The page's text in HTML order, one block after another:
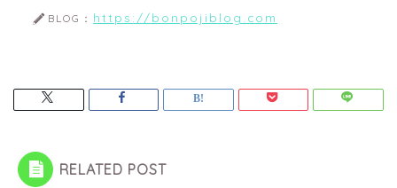
BLOG： https://bonpojiblog.com
RELATED POST